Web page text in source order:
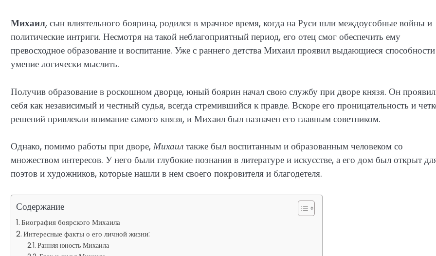
Михаил, сын влиятельного боярина, родился в мрачное время, когда на Руси шли междоусобные войны и
политические интриги. Несмотря на такой неблагоприятный период, его отец смог обеспечить ему
превосходное образование и воспитание. Уже с раннего детства Михаил проявил выдающиеся
умение логически мыслить.
Получив образование в роскошном дворце, юный боярин начал свою службу при дворе князя. Он проявил
себя как независимый и честный судья, всегда стремившийся к правде. Вскоре его проницательность и
решений привлекли внимание самого князя, и Михаил был назначен его главным советником.
Однако, помимо работы при дворе, Михаилтакже был воспитанным и образованным человеком со
множеством интересов. У него были глубокие познания в литературе и искусстве, а его дом был открыт
поэтов и художников, которые нашли в нем своего покровителя и благодетеля.
Содержание
Биография боярского Михаила
Интересные факты о его личной жизни:
Ранняя юность Михаила